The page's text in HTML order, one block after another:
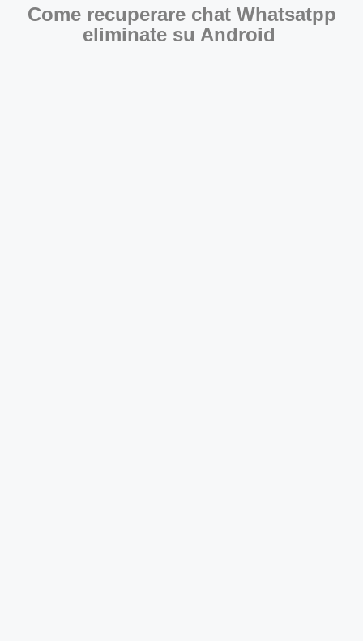
Come recuperare chat Whatsatpp
eliminate su Android